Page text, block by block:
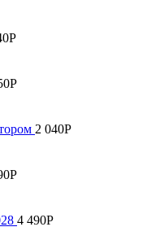
Р
Р
2 040Р
Р
4 490Р